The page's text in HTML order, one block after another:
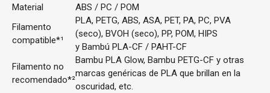
Material
ABS / PC / POM
Filamento
compatible*¹
PLA, PETG, ABS, ASA, PET, PA, PC, PVA
(seco), BVOH (seco), PP, POM, HIPS
y Bambú PLA-CF / PAHT-CF
Filamento no
recomendado*²
Bambu PLA Glow, Bambu PETG-CF y otras
marcas genéricas de PLA que brillan en la
oscuridad, etc.